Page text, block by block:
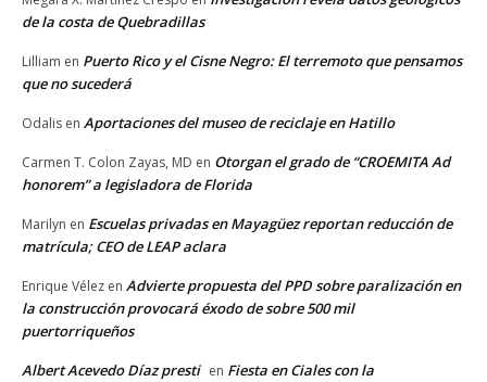
de la costa de Quebradillas
Lilliam en Puerto Rico y el Cisne Negro: El terremoto que pensamos
que no sucederá
Odalis en Aportaciones del museo de reciclaje en Hatillo
Carmen T. Colon Zayas, MD en Otorgan el grado de “CROEMITA Ad
honorem” a legisladora de Florida
Marilyn en Escuelas privadas en Mayagüez reportan reducción de
matrícula; CEO de LEAP aclara
Enrique Vélez en Advierte propuesta del PPD sobre paralización en
la construcción provocará éxodo de sobre 500 mil
puertorriqueños
Albert Acevedo Díaz presti en Fiesta en Ciales con la